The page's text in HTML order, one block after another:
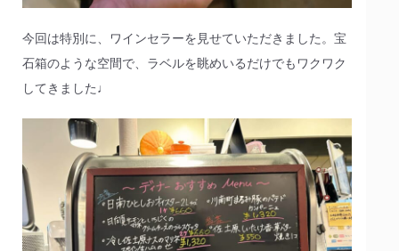
今回は特別に、ワインセラーを見せていただきました。宝
石箱のような空間で、ラベルを眺めいるだけでもワクワク
してきました♩